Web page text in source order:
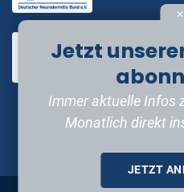
✕
Jetzt
Immer aktuelle Infos
Monatlich direkt
JETZT